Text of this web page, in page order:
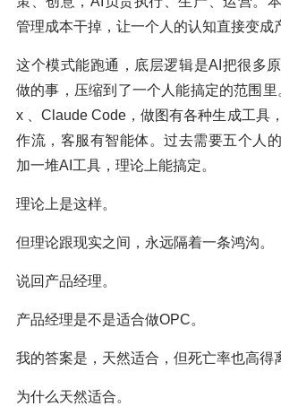
管理成本干掉，让一个人的认知直接变成
这个模式能跑通，底层逻辑是AI把很多
做的事，压缩到了一个人能搞定的范围
x 、Claude Code，做图有各种生成工具
作流，客服有智能体。过去需要五个人
加一堆AI工具，理论上能搞定。
理论上是这样。
但理论跟现实之间，永远隔着一条鸿沟。
说回产品经理。
产品经理是不是适合做OPC。
我的答案是，天然适合，但死亡率也高得
为什么天然适合。